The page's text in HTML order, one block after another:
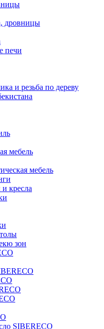
дровницы
печи
и резьба по дереву
мебель
мебель
кресла
зон
SIBERECO